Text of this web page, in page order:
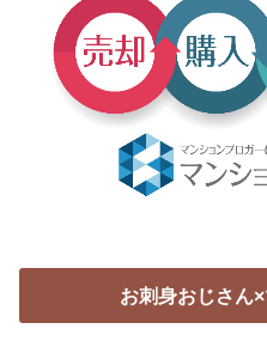
お刺身おじさん